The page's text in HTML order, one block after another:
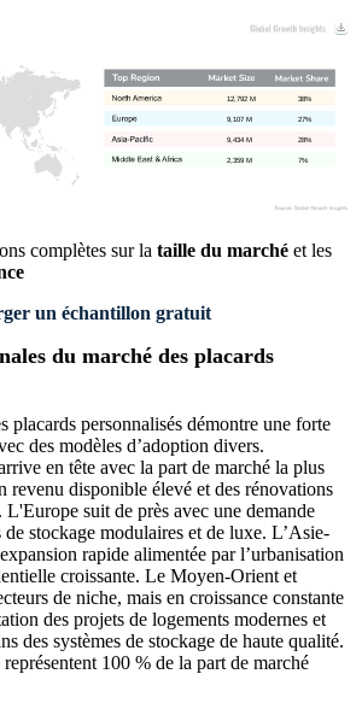
7%
2,359 M
28%
9,434 M
27%
9,107 M
38%
12,792 M
complètes sur la taille du marché et les
un échantillon gratuit
du marché des placards
placards personnalisés démontre une forte
des modèles d’adoption divers.
en tête avec la part de marché la plus
revenu disponible élevé et des rénovations
L'Europe suit de près avec une demande
stockage modulaires et de luxe. L’Asie-
rapide alimentée par l’urbanisation
croissante. Le Moyen-Orient et
de niche, mais en croissance constante
des projets de logements modernes et
des systèmes de stockage de haute qualité.
100 % de la part de marché